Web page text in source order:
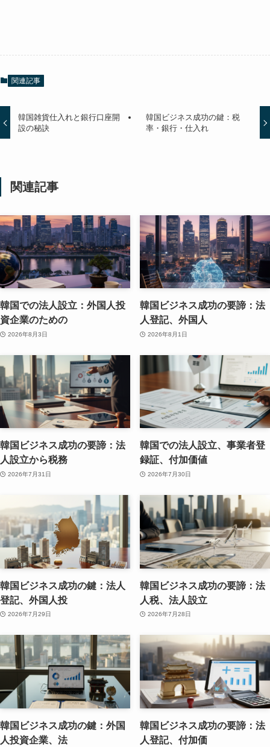
関連記事
韓国雑貨仕入れと銀行口座開
設の秘訣
韓国ビジネス成功の鍵：税
率・銀行・仕入れ
関連記事
韓国での法人設立：外国人投
資企業のための
2026年8月3日
韓国ビジネス成功の要諦：法
人登記、外国人
2026年8月1日
韓国ビジネス成功の要諦：法
人設立から税務
2026年7月31日
韓国での法人設立、事業者登
録証、付加価値
2026年7月30日
韓国ビジネス成功の鍵：法人
登記、外国人投
2026年7月29日
韓国ビジネス成功の要諦：法
人税、法人設立
2026年7月28日
韓国ビジネス成功の鍵：外国
人投資企業、法
韓国ビジネス成功の要諦：法
人登記、付加価